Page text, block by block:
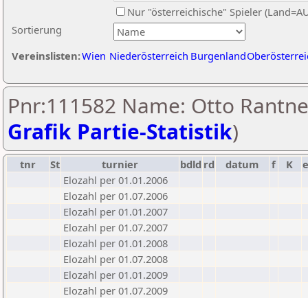
Sortierung
Nur "österreichische" Spieler
Vereinslisten:Wien Niederösterreich Burgenland
Pnr:111582 Name: Otto
Grafik Partie-Statistik)
tnr St turnier bdld rd datum f K
Elozahl per 01.01.2006
Elozahl per 01.07.2006
Elozahl per 01.01.2007
Elozahl per 01.07.2007
Elozahl per 01.01.2008
Elozahl per 01.07.2008
Elozahl per 01.01.2009
Elozahl per 01.07.2009